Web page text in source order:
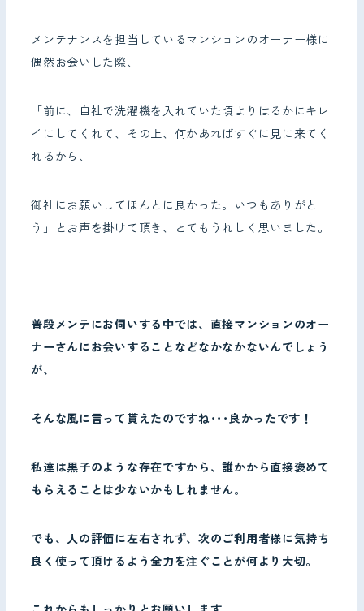
メンテナンスを担当しているマンションのオーナー様に
偶然お会いした際、
「前に、自社で洗濯機を入れていた頃よりはるかにキレ
イにしてくれて、その上、何かあればすぐに見に来てく
れるから、
御社にお願いしてほんとに良かった。いつもありがと
う」とお声を掛けて頂き、とてもうれしく思いました。
普段メンテにお伺いする中では、直接マンションのオー
ナーさんにお会いすることなどなかなかないんでしょう
が、
そんな風に言って貰えたのですね･･･良かったです！
私達は黒子のような存在ですから、誰かから直接褒めて
もらえることは少ないかもしれません。
でも、人の評価に左右されず、次のご利用者様に気持ち
良く使って頂けるよう全力を注ぐことが何より大切。